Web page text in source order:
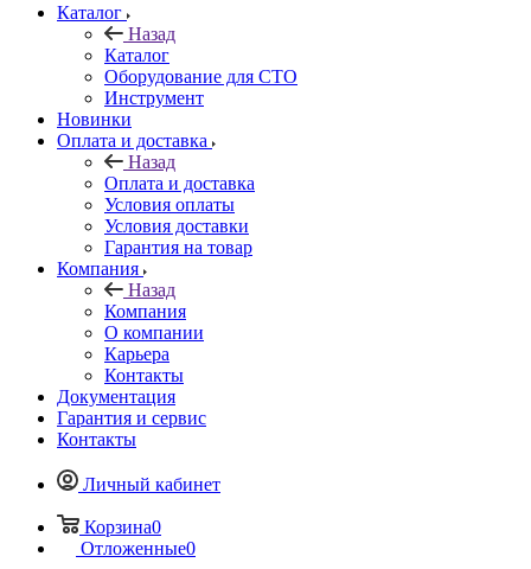
Каталог
Назад
Каталог
Оборудование для СТО
Инструмент
Новинки
Оплата и доставка
Назад
Оплата и доставка
Условия оплаты
Условия доставки
Гарантия на товар
Компания
Назад
Компания
О компании
Карьера
Контакты
Документация
Гарантия и сервис
Контакты
Личный кабинет
Корзина0
Отложенные0